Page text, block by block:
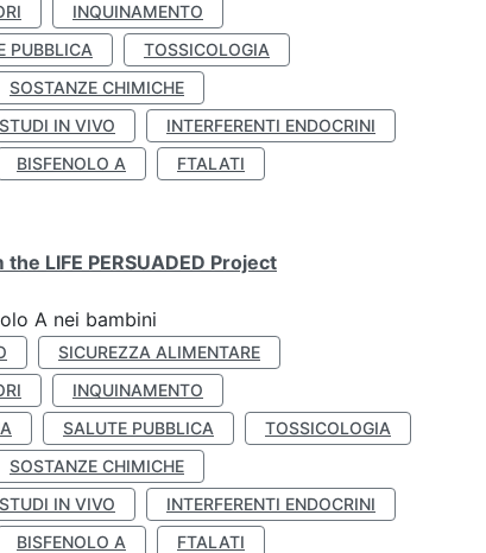
INQUINAMENTO
PUBBLICA
TOSSICOLOGIA
SOSTANZE CHIMICHE
STUDI IN VIVO
INTERFERENTI ENDOCRINI
BISFENOLO A
FTALATI
LIFE PERSUADED Project
A nei bambini
SICUREZZA ALIMENTARE
INQUINAMENTO
SALUTE PUBBLICA
TOSSICOLOGIA
SOSTANZE CHIMICHE
STUDI IN VIVO
INTERFERENTI ENDOCRINI
BISFENOLO A
FTALATI